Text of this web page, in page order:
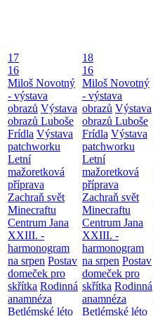
17
16
Miloš Novotný
- výstava
obrazů Výstava
obrazů Luboše
Frídla Výstava
patchworku
Letní
mažoretková
příprava
Zachraň svět
Minecraftu
Centrum Jana
XXIII. -
harmonogram
na srpen Postav
domeček pro
skřítka Rodinná
anamnéza
Betlémské léto
18
16
Miloš Novotný
- výstava
obrazů Výstava
obrazů Luboše
Frídla Výstava
patchworku
Letní
mažoretková
příprava
Zachraň svět
Minecraftu
Centrum Jana
XXIII. -
harmonogram
na srpen Postav
domeček pro
skřítka Rodinná
anamnéza
Betlémské léto